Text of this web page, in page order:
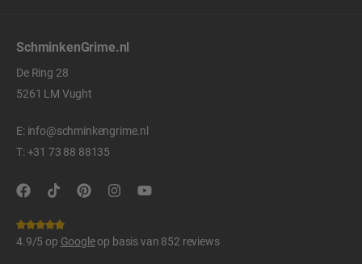
SchminkenGrime.nl
De Ring 28
5261 LM Vught
E: info@schminkengrime.nl
T:+31 73 88 88135
4.9/5 op Googleop basis van 852 reviews